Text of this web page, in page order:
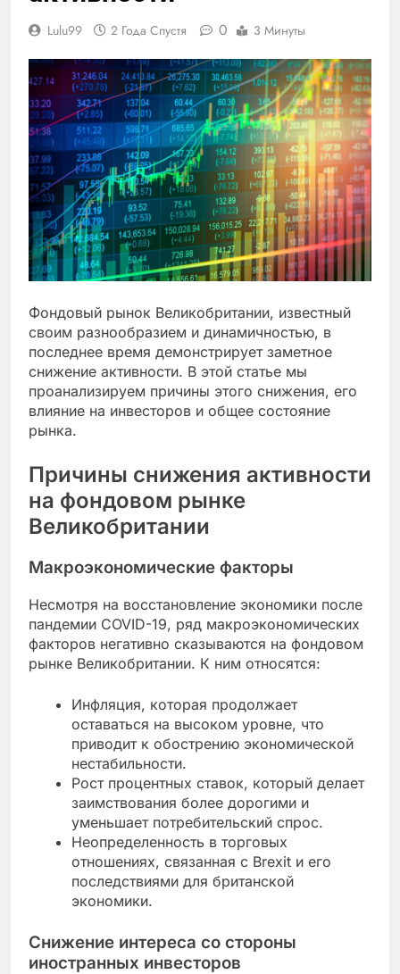
Lulu99 2 Года Спустя 0 3 Минуты
Фондовый рынок Великобритании, известный
своим разнообразием и динамичностью, в
последнее время демонстрирует заметное
снижение активности. В этой статье мы
проанализируем причины этого снижения, его
влияние на инвесторов и общее состояние
рынка.
Причины снижения активности
на фондовом рынке
Великобритании
Макроэкономические факторы
Несмотря на восстановление экономики после
пандемии COVID-19, ряд макроэкономических
факторов негативно сказываются на фондовом
рынке Великобритании. К ним относятся:
Инфляция, которая продолжает
оставаться на высоком уровне, что
приводит к обострению экономической
нестабильности.
Рост процентных ставок, который делает
заимствования более дорогими и
уменьшает потребительский спрос.
Неопределенность в торговых
отношениях, связанная с Brexit и его
последствиями для британской
экономики.
Снижение интереса со стороны
иностранных инвесторов